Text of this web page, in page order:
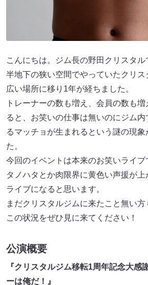
こんにちは。ジム長の野田クリスタル
半地下の狭い空間でやっていたクリ
広い場所に移り1年が経ちました。
トレーナーの数も増え、会員の数も
ると、お笑いの仕事は無いのにジム
るマッチョが生まれるという謎の現象
た。
今回のイベントは本来のお笑いライ
タノハタとか肉限界に黄色い声援が
ライブになると思います。
まだクリスタルジムに来たこと無い
この状況をぜひ見に来てください！
公演概要
『クリスタルジム移転1周年記念大感
ーは俺だ！』